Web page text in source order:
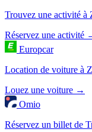
Trouvez une activité à
Réservez une activité
Europcar
Location de voiture à
Louez une voiture →
Omio
Réservez un billet de